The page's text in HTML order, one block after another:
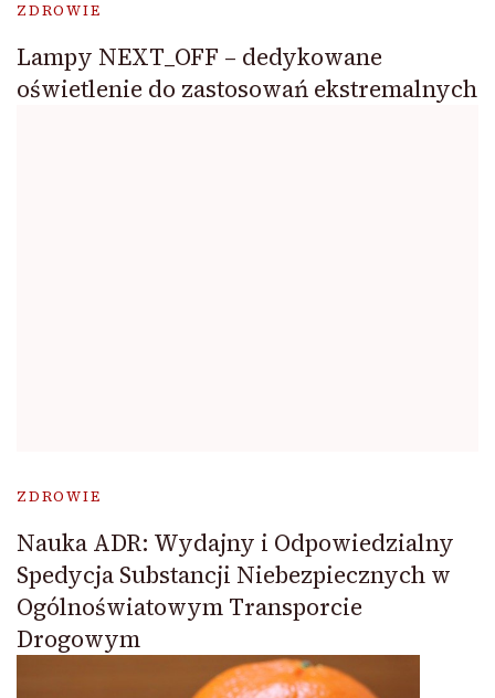
ZDROWIE
Lampy NEXT_OFF – dedykowane
oświetlenie do zastosowań ekstremalnych
ZDROWIE
Nauka ADR: Wydajny i Odpowiedzialny
Spedycja Substancji Niebezpiecznych w
Ogólnoświatowym Transporcie
Drogowym